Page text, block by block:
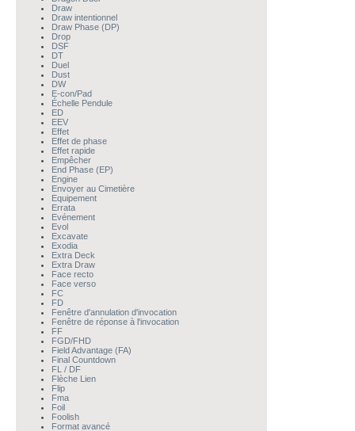
Draw
Draw intentionnel
Draw Phase (DP)
Drop
DSF
DT
Duel
Dust
DW
E-con/Pad
Échelle Pendule
ED
EEV
Effet
Effet de phase
Effet rapide
Empêcher
End Phase (EP)
Engine
Envoyer au Cimetière
Equipement
Errata
Evénement
Evol
Excavate
Exodia
Extra Deck
Extra Draw
Face recto
Face verso
FC
FD
Fenêtre d'annulation d'invocation
Fenêtre de réponse à l'invocation
FF
FGD/FHD
Field Advantage (FA)
Final Countdown
FL / DF
Flèche Lien
Flip
Fma
Foil
Foolish
Format avancé